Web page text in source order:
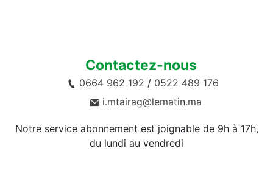
Contactez-nous
0664 962 192 / 0522 489 176
i.mtairag@lematin.ma
Notre service abonnement est joignable de 9h à 17h,
du lundi au vendredi